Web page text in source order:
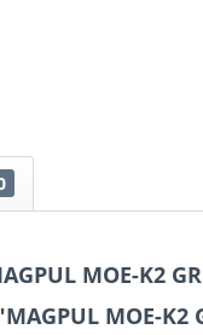
MOE-K2
MOE-K2